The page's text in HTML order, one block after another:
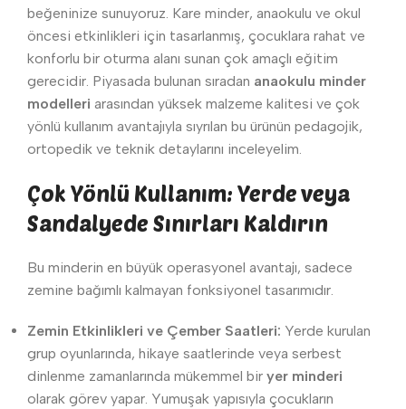
beğeninize sunuyoruz. Kare minder, anaokulu ve okul
öncesi etkinlikleri için tasarlanmış, çocuklara rahat ve
konforlu bir oturma alanı sunan çok amaçlı eğitim
gerecidir. Piyasada bulunan sıradan anaokulu minder
modelleri arasından yüksek malzeme kalitesi ve çok
yönlü kullanım avantajıyla sıyrılan bu ürünün pedagojik,
ortopedik ve teknik detaylarını inceleyelim.
Çok Yönlü Kullanım: Yerde veya
Sandalyede Sınırları Kaldırın
Bu minderin en büyük operasyonel avantajı, sadece
zemine bağımlı kalmayan fonksiyonel tasarımıdır.
Zemin Etkinlikleri ve Çember Saatleri: Yerde kurulan
grup oyunlarında, hikaye saatlerinde veya serbest
dinlenme zamanlarında mükemmel bir yer minderi
olarak görev yapar. Yumuşak yapısıyla çocukların